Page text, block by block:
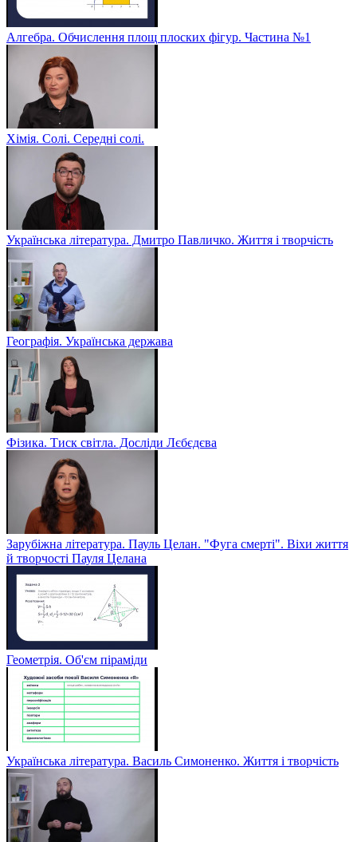
Алгебра. Обчислення площ плоских фігур. Частина №1
Хімія. Солі. Середні солі.
Українська література. Дмитро Павличко. Життя і творчість
Географія. Українська держава
Фізика. Тиск світла. Досліди Лєбєдєва
Зарубіжна література. Пауль Целан. "Фуга смерті". Віхи життя
й творчості Пауля Целана
Геометрія. Об'єм піраміди
Українська література. Василь Симоненко. Життя і творчість